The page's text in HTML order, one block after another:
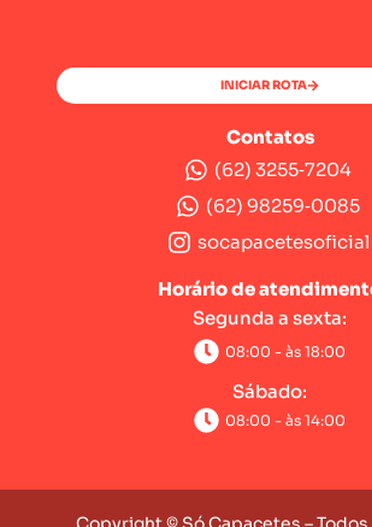
INICIAR ROTA
Contatos
(62) 3255‑7204‬
(62) 98259‑0085‬
socapacetesoficial
Horário de
Segunda a sexta:
08:00 - às 18:00
Sábado:
08:00 - às 14:00